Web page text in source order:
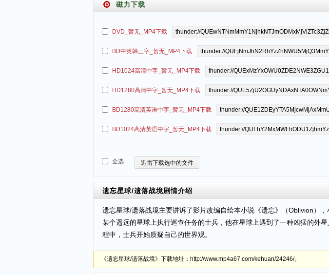
磁力下载
DVD_暂无_MP4下载
BD中英韩三字_暂无_MP4下载
HD1024高清中字_暂无_MP4下载
HD1280高清中字_暂无_MP4下载
BD1280高清英语中字_暂无_MP4下载
BD1024高清英语中字_暂无_MP4下载
全选 迅雷下载选中的文件
遗忘星球/遗落战境剧情介绍
遗忘星球/遗落战境主要讲诉了影片改编自绘本小说《遗忘》（Oblivion）
某个遥远的星球上执行巡查任务的士兵，他在星球上遇到了一种凶猛的外
程中，士兵开始质疑自己的世界观。
《遗忘星球/遗落战境》下载地址：http://www.mp4a67.com/kehuan/24246/。